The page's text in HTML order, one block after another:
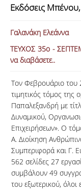
Εκδόσεις
Γαλανάκη Ελεάννα
ΤΕΥΧΟΣ 35ο -
να διαβάσετε..
Τον Φεβρουάριο του
τιμητικός τόμος
Παπαλεξανδρή με
Δυναμικού,
Επιχειρήσεων». Ο
Α. Διοίκηση
Συμπεριφορά και Γ.
562 σελίδες 27
συμβάλουν 49
του εξωτερικού, όλοι